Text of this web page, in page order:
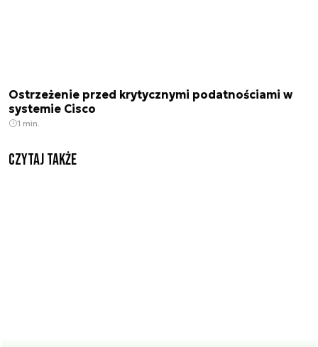
Ostrzeżenie przed krytycznymi podatnościami w
systemie Cisco
1 min.
Czytaj także